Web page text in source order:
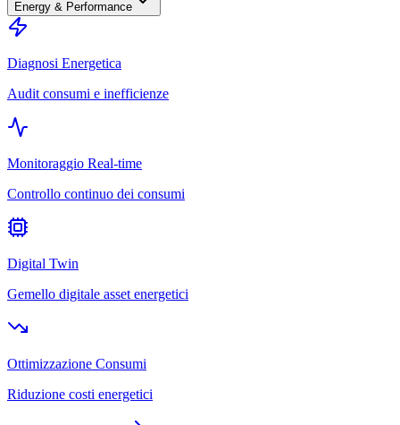
Energy & Performance
Diagnosi Energetica
Audit consumi e inefficienze
Monitoraggio Real-time
Controllo continuo dei consumi
Digital Twin
Gemello digitale asset energetici
Ottimizzazione Consumi
Riduzione costi energetici